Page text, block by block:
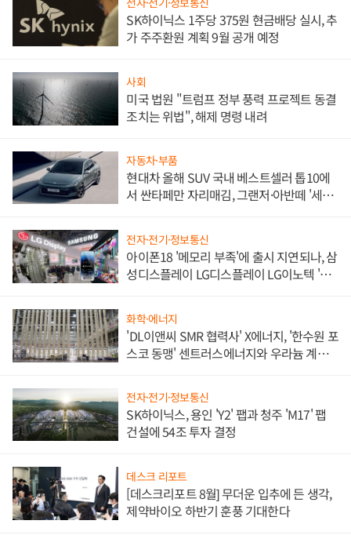
SK하이닉스 1주당 375원 현금배당 실시, 추
가 주주환원 계획 9월 공개 예정
사회
미국 법원 "트럼프 정부 풍력 프로젝트 동결
조치는 위법", 해제 명령 내려
자동차·부품
현대차 올해 SUV 국내 베스트셀러 톱10에
서 싼타페만 자리매김, 그랜저·아반떼 '세단
전자·전기·정보통신
아이폰18 '메모리 부족'에 출시 지연되나, 삼
성디스플레이 LG디스플레이 LG이노텍 '탈
화학·에너지
'DL이앤씨 SMR 협력사' X에너지, '한수원 포
스코 동맹' 센트러스에너지와 우라늄 계약
전자·전기·정보통신
SK하이닉스, 용인 'Y2' 팹과 청주 'M17' 팹
건설에 54조 투자 결정
데스크 리포트
[데스크리포트 8월] 무더운 입추에 든 생각,
제약바이오 하반기 훈풍 기대한다